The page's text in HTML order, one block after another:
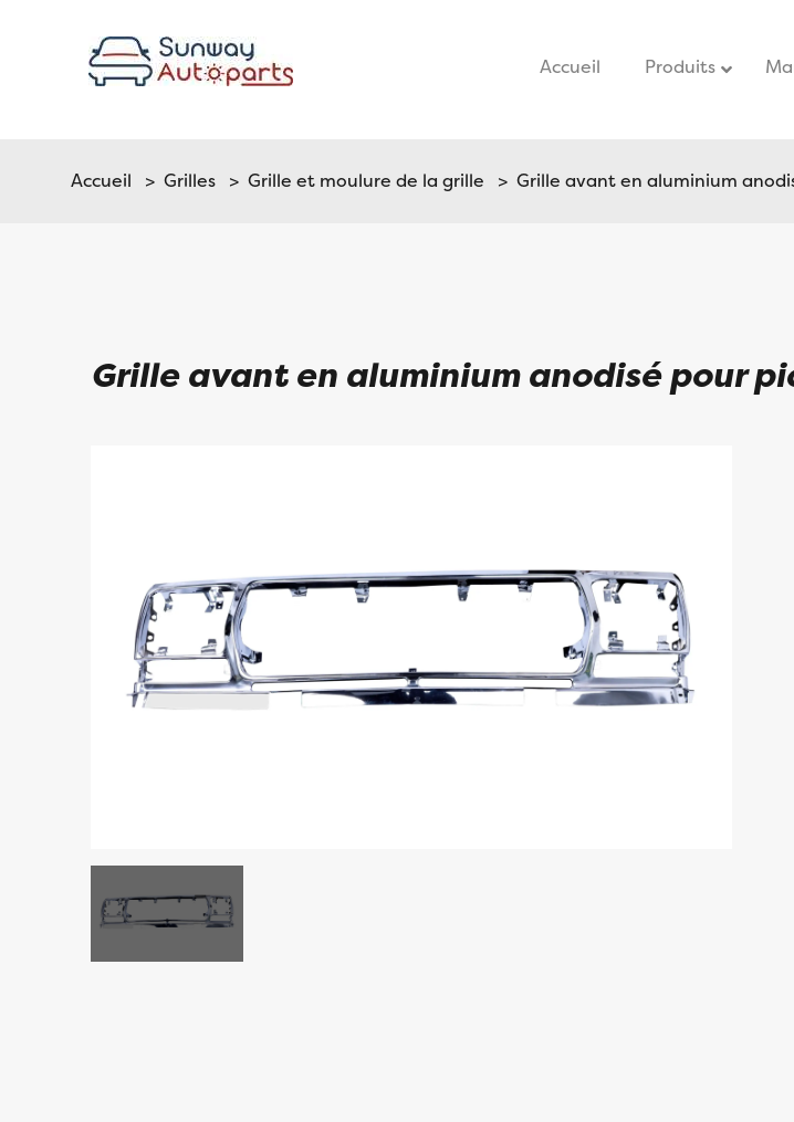
Accueil Produits
Accueil >Grilles >Grille et moulure de la grille > Grille avant en aluminium
Grille avant en aluminium anodisé pour